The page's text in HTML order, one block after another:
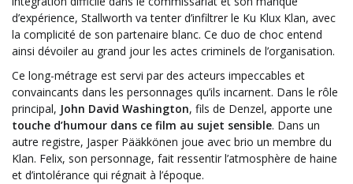
d’expérience, Stallworth va tenter d’infiltrer le Ku Klux Klan, avec
la complicité de son partenaire blanc. Ce duo de choc entend
ainsi dévoiler au grand jour les actes criminels de l’organisation.
Ce long-métrage est servi par des acteurs impeccables et
convaincants dans les personnages qu’ils incarnent. Dans le rôle
principal, John David Washington, fils de Denzel, apporte une
touche d’humour dans ce film au sujet sensible. Dans un
autre registre, Jasper Pääkkönen joue avec brio un membre du
Klan. Felix, son personnage, fait ressentir l’atmosphère de haine
et d’intolérance qui régnait à l’époque.